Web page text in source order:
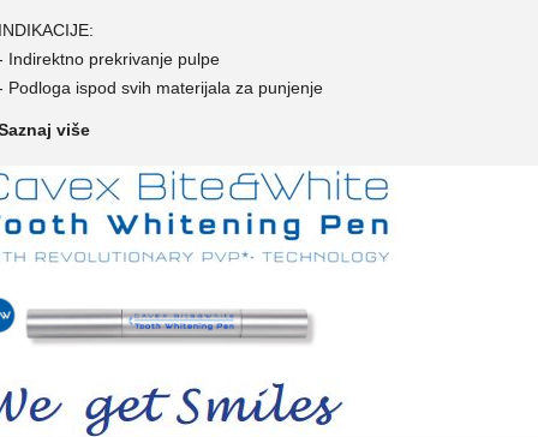
Indirektno prekrivanje pulpe
Podloga ispod svih materijala za punjenje
više